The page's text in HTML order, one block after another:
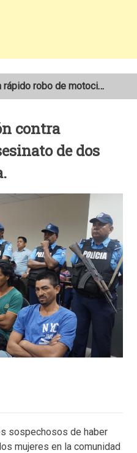
Cámara de seguridad registra rápido robo de motocicleta en el barrio Santo Domingo de Estelí
contra
de dos
sospechosos de haber
mujeres en la comunidad